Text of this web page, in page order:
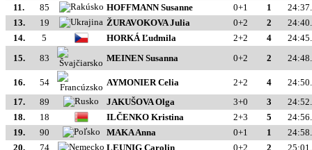
11.
85 HOFFMANN Susanne 0+1 1
13.
19 ŽURAVOKOVA Julia 0+2 2
14.
5 HORKÁ Ľudmila 2+2 4
15.
83 MEINEN Susanna 0+2 2
16. 54 AYMONIER Celia 2+2 4
17.
89 JAKUŠOVA Olga 3+0 3
18.
18 ILČENKO Kristina 2+3 5
19.
90 MAKA Anna 0+1 1
20.
74 LEUNIG Carolin 0+2 2